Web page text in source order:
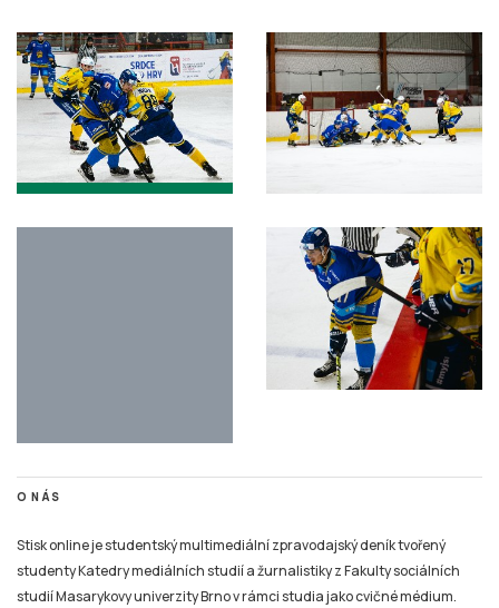
O NÁS
Stisk online je studentský multimediální zpravodajský deník tvořený
studií Masarykovy univerzity Brno v rámci studia jako cvičné médium.
Stisk vznikl jako cvičné médium pro studenty už v roce 1997, kdy byl
jedním z prvních internetových časopisů v České republice.